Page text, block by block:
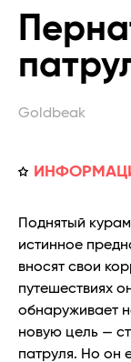
Goldbeak
Поднятый
истинное
вносят свои
путешествиях
обнаруживает
новую цель —
патруля. Но он